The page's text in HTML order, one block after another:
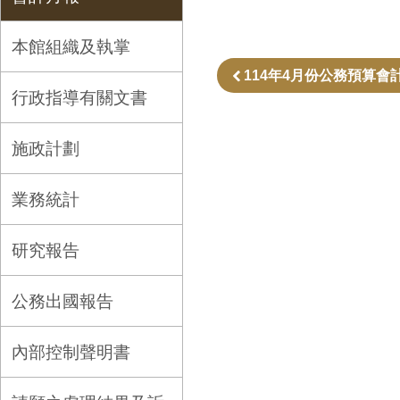
本館組織及執掌
行政指導有關文書
施政計劃
業務統計
研究報告
公務出國報告
內部控制聲明書
114年4月份公務預算會